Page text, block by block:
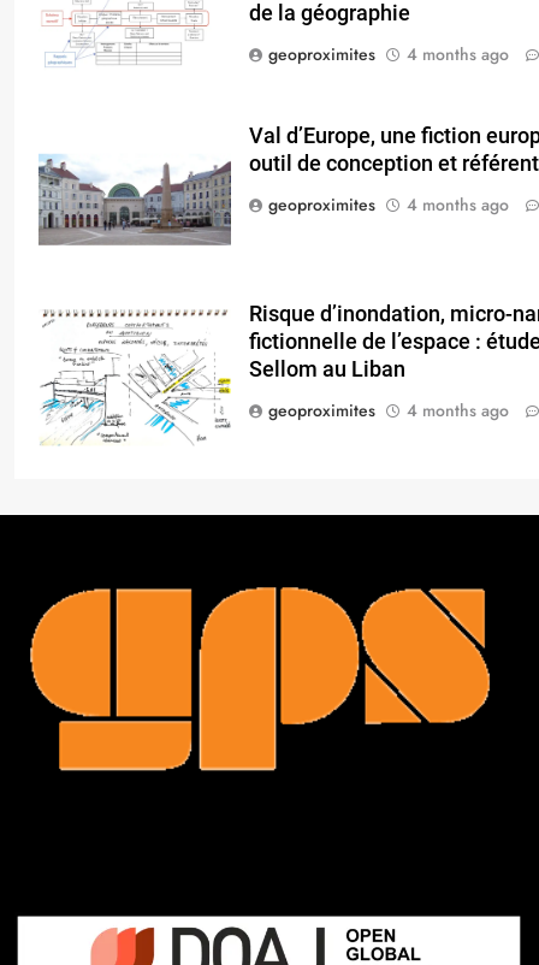
de la géographie
geoproximites
4 months ago
Val d’Europe, une fiction
outil de conception et
geoproximites
4 months ago
Risque d’inondation, micro-
fictionnelle de l’espace :
Sellom au Liban
geoproximites
4 months ago